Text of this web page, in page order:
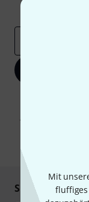
Mit
Mit Klick auf
Werbung und
Abmeldung ist
Sicher